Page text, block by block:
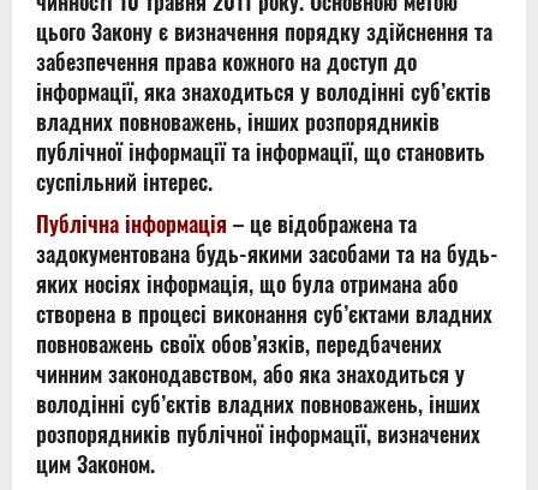
цього Закону є визначення порядку здійснення та
забезпечення права кожного на доступ до
інформації, яка знаходиться у володінні суб’єктів
владних повноважень, інших розпорядників
публічної інформації та інформації, що становить
суспільний інтерес.
Публічна інформація – це відображена та
задокументована будь-якими засобами та на будь-
яких носіях інформація, що була отримана або
створена в процесі виконання суб’єктами владних
повноважень своїх обов’язків, передбачених
чинним законодавством, або яка знаходиться у
володінні суб’єктів владних повноважень, інших
розпорядників публічної інформації, визначених
цим Законом.